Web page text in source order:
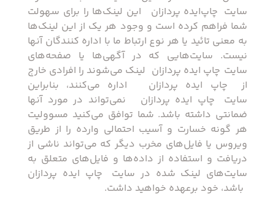
سایت ‏ چاپ‌ایده پردازان ‏ این لینک‏‌ها را برای سهولت
شما فراهم کرده است و وجود هر یک از این لینک‏‌ها
به معنی تائید یا هر نوع ارتباط ما با اداره کنندگان آنها
نیست. سایت‏‌هایى که در آگهی‏‌ها یا صفحه‏‌های
سایت ‏ چاپ ایده پردازان ‏ لینک می‏‌شوند را افرادی خارج
از ‏ چاپ ایده پردازان ‏ اداره می‌کنند، بنابراین
سایت ‏ چاپ ایده پردازان ‏ نمی‌‏تواند در مورد آنها
ضمانتى داشته باشد. شما توافق می‏‌کنید مسوولیت
هر گونه خسارت و آسیب احتمالی وارده را از طرﻳﻖ
وﻳﺮوس یا فایل‏‌های مخرب دیگر که می‌تواند ناشی از
درﻳﺎفت و استفاده از داده‌‏ها و فایل‏‌های متعلق به
سایت‏‌های لینک شده در سایت ‏ چاپ ایده پردازان
‏ باشد، خود برعهده خواهید داشت.